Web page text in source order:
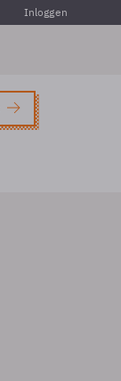
Inloggen